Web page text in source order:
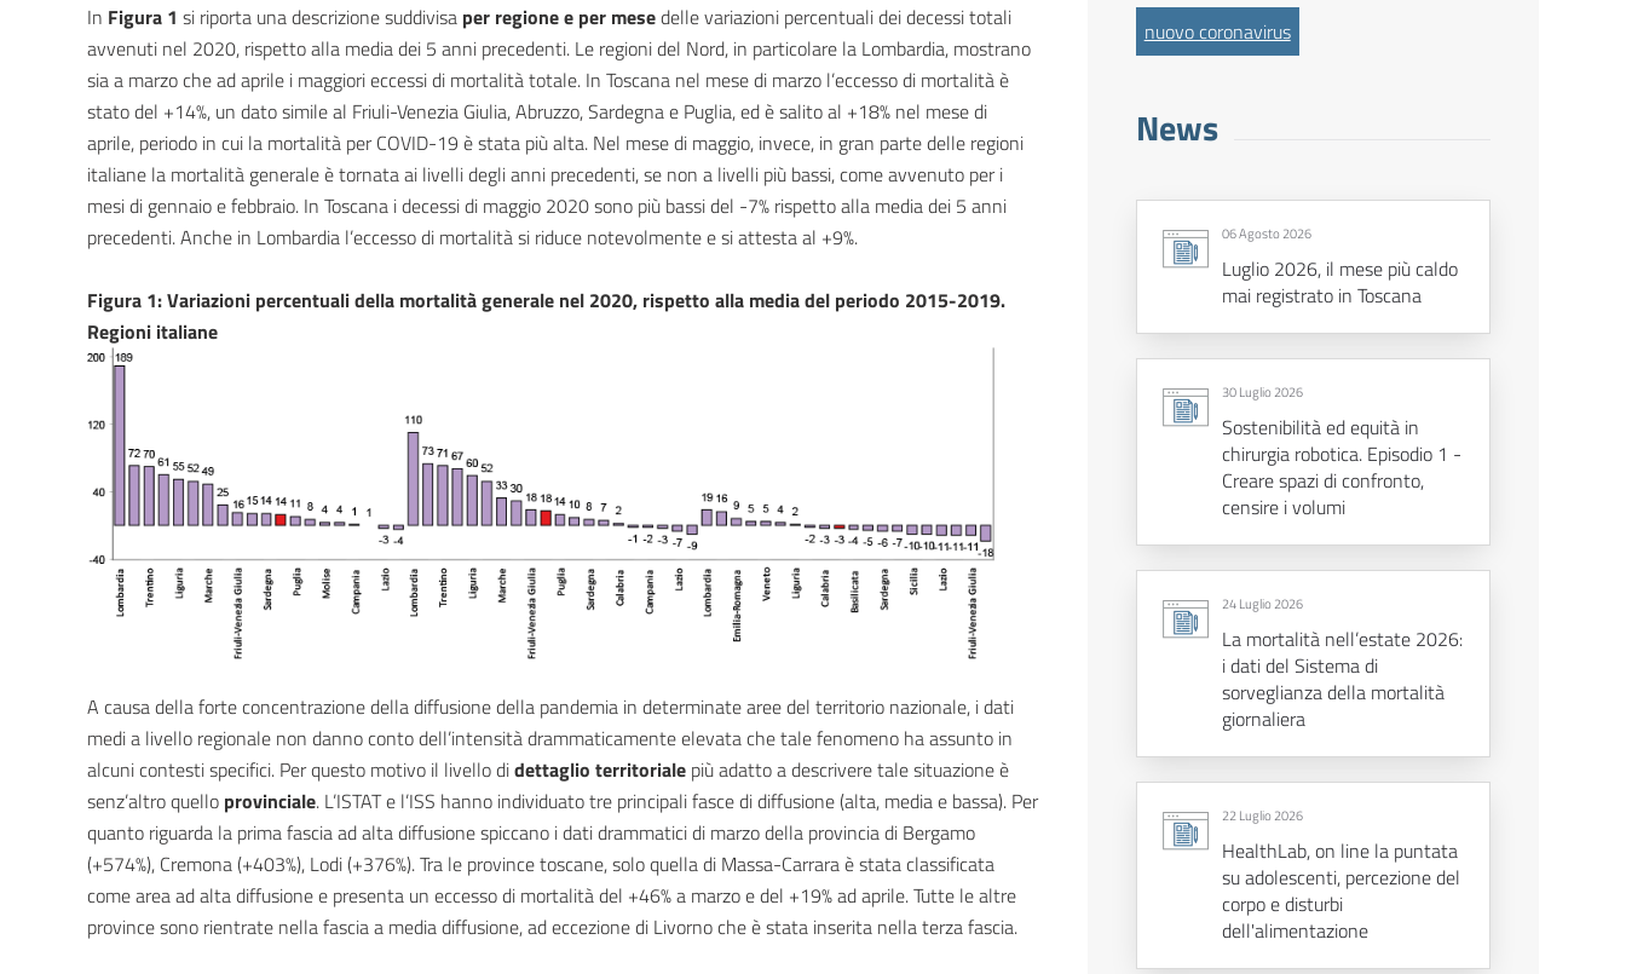
In Figura 1 si riporta una descrizione suddivisa per regione e per mesedelle variazioni percentuali dei decessi totali
avvenuti nel 2020, rispetto alla media dei 5 anni precedenti. Le regioni del Nord, in particolare la Lombardia, mostrano
sia a marzo che ad aprile i maggiori eccessi di mortalità totale. In Toscana nel mese di marzo l’eccesso di mortalità è
stato del +14%, un dato simile al Friuli-Venezia Giulia, Abruzzo, Sardegna e Puglia, ed è salito al +18% nel mese di
aprile, periodo in cui la mortalità per COVID-19 è stata più alta. Nel mese di maggio, invece, in gran parte delle regioni
italiane la mortalità generale è tornata ai livelli degli anni precedenti, se non a livelli più bassi, come avvenuto per i
mesi di gennaio e febbraio. In Toscana i decessi di maggio 2020 sono più bassi del -7% rispetto alla media dei 5 anni
precedenti. Anche in Lombardia l’eccesso di mortalità si riduce notevolmente e si attesta al +9%.
Figura 1: Variazioni percentuali della mortalità generale nel 2020, rispetto alla media del periodo 2015-2019.
Regioni italiane
A causa della forte concentrazione della diffusione della pandemia in determinate aree del territorio nazionale, i dati
medi a livello regionale non danno conto dell’intensità drammaticamente elevata che tale fenomeno ha assunto in
alcuni contesti specifici. Per questo motivo il livello didettaglio territoriale più adatto a descrivere tale situazione è
senz’altro quello provinciale. L’ISTAT e l’ISS hanno individuato tre principali fasce di diffusione (alta, media e bassa). Per
quanto riguarda la prima fascia ad alta diffusione spiccano i dati drammatici di marzo della provincia di Bergamo
(+574%), Cremona (+403%), Lodi (+376%). Tra le province toscane, solo quella di Massa-Carrara è stata classificata
come area ad alta diffusione e presenta un eccesso di mortalità del +46% a marzo e del +19% ad aprile. Tutte le altre
province sono rientrate nella fascia a media diffusione, ad eccezione di Livorno che è stata inserita nella terza fascia.
nuovo coronavirus
News
06 Agosto 2026
Luglio 2026, il mese più caldo
mai registrato in Toscana
30 Luglio 2026
Sostenibilità ed equità in
chirurgia robotica. Episodio 1 -
Creare spazi di confronto,
censire i volumi
24 Luglio 2026
La mortalità nell’estate 2026:
i dati del Sistema di
sorveglianza della mortalità
giornaliera
22 Luglio 2026
HealthLab, on line la puntata
su adolescenti, percezione del
corpo e disturbi
dell'alimentazione